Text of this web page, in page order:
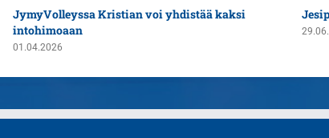
JymyVolleyssa Kristian voi yhdistää kaksi
intohimoaan
01.04.2026